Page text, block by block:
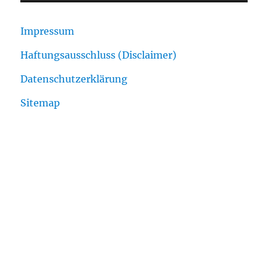
Impressum
Haftungsausschluss (Disclaimer)
Datenschutzerklärung
Sitemap